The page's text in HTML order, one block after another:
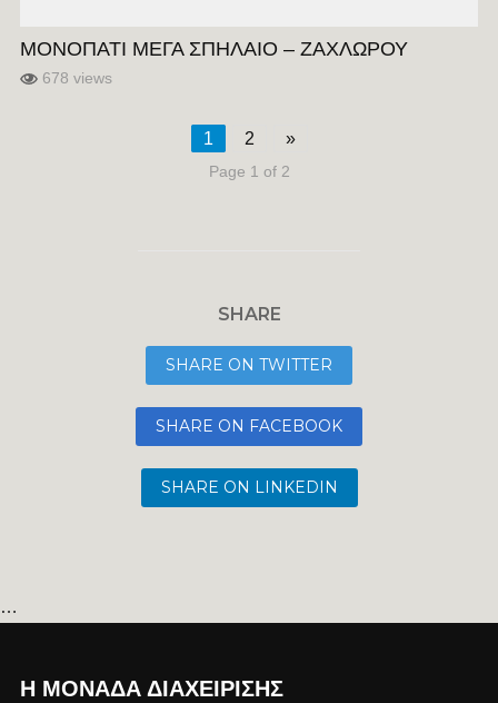
ΜΟΝΟΠΑΤΙ ΜΕΓΑ ΣΠΗΛΑΙΟ – ΖΑΧΛΩΡΟΥ
678 views
1 2 »
Page 1 of 2
SHARE
SHARE ON TWITTER
SHARE ON FACEBOOK
SHARE ON LINKEDIN
…
Η ΜΟΝΆΔΑ ΔΙΑΧΕΊΡΙΣΗΣ